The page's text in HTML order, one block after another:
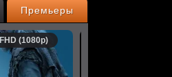
Премьеры
FHD (1080p)